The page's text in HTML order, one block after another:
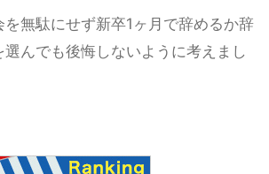
無駄にせず新卒1ヶ月で辞めるか辞
んでも後悔しないように考えまし